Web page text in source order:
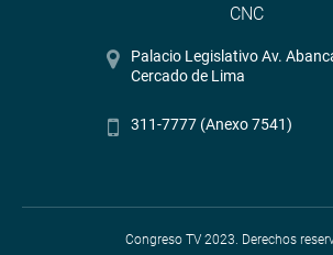
CNC
Palacio Legislativo Av.
Cercado de Lima
311-7777 (Anexo 7541)
Congreso TV 2023. Derechos